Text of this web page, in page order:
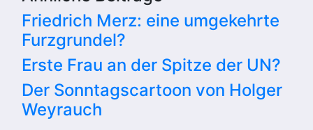
Friedrich Merz: eine umgekehrte
Furzgrundel?
Erste Frau an der Spitze der UN?
Der Sonntagscartoon von Holger
Weyrauch